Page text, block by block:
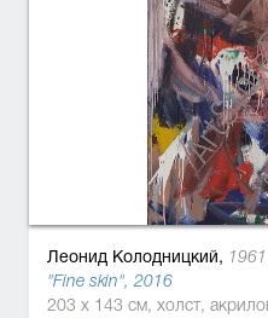
Леонид Колодницкий, 1961
"Fine skin", 2016